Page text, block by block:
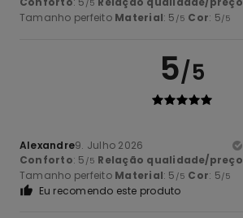
/5
Tamanho perfeito Material: 5 /5 Cor: 5/5
5/5
Alexandre9. Julho 2026
Conforto: 5 /5 Relação qualidade/preço
Tamanho perfeito Material: 5 /5 Cor: 5/5
Eu recomendo este produto